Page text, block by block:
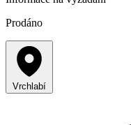
Prodáno
Vrchlabí